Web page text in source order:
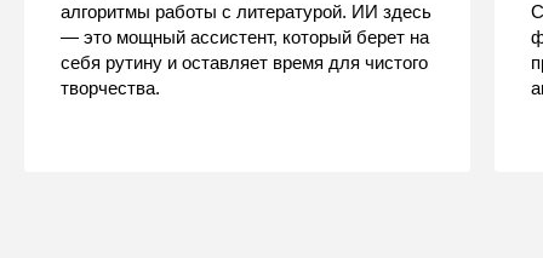
алгоритмы работы с литературой. ИИ здесь
— это мощный ассистент, который берет на
себя рутину и оставляет время для чистого
творчества.